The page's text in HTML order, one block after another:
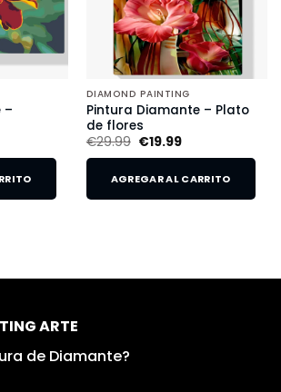
–
DIAMOND PAINTING
Pintura Diamante – Plato
de flores
€29.99 €19.99
AGREGAR AL CARRITO
ARTE
de Diamante?